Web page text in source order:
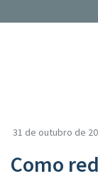
31 de outubro de
Como